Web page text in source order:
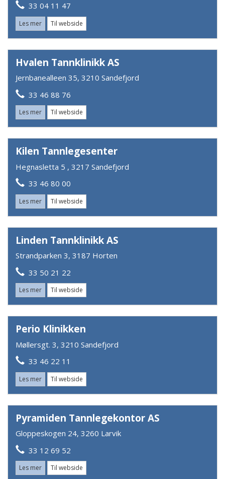
33 04 11 47
Les mer Til webside
Hvalen Tannklinikk AS
Jernbanealleen 35, 3210 Sandefjord
33 46 88 76
Les mer Til webside
Kilen Tannlegesenter
Hegnasletta 5 , 3217 Sandefjord
33 46 80 00
Les mer Til webside
Linden Tannklinikk AS
Strandparken 3, 3187 Horten
33 50 21 22
Les mer Til webside
Perio Klinikken
Møllersgt. 3, 3210 Sandefjord
33 46 22 11
Les mer Til webside
Pyramiden Tannlegekontor AS
Gloppeskogen 24, 3260 Larvik
33 12 69 52
Les mer Til webside